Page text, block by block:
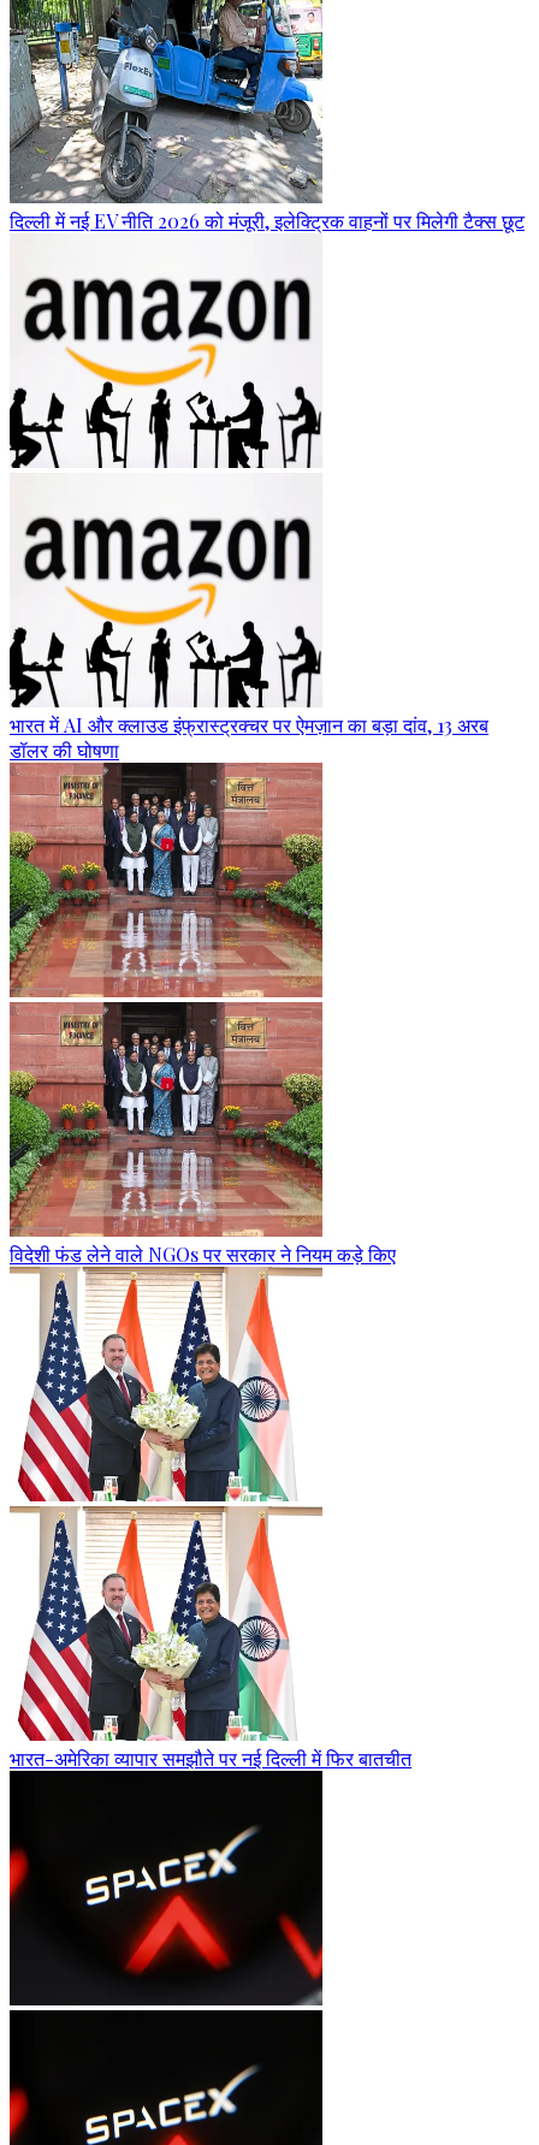
दिल्ली में नई EV नीति 2026 को मंजूरी, इलेक्ट्रिक वाहनों पर मिलेगी टैक्स छूट
भारत में AI और क्लाउड इंफ्रास्ट्रक्चर पर ऐमज़ान का बड़ा दांव, 13 अरब
डॉलर की घोषणा
विदेशी फंड लेने वाले NGOs पर सरकार ने नियम कड़े किए
भारत-अमेरिका व्यापार समझौते पर नई दिल्ली में फिर बातचीत